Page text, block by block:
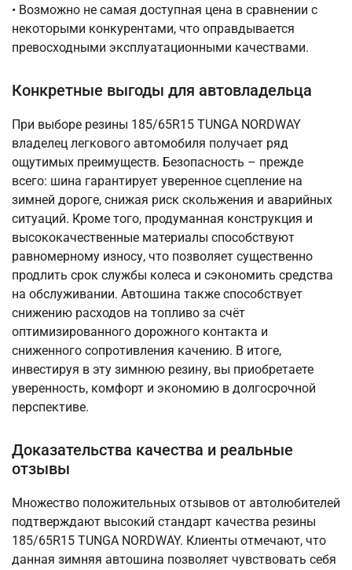
• Возможно не самая доступная цена в сравнении с
некоторыми конкурентами, что оправдывается
превосходными эксплуатационными качествами.
Конкретные выгоды для автовладельца
При выборе резины 185/65R15 TUNGA NORDWAY
владелец легкового автомобиля получает ряд
ощутимых преимуществ. Безопасность – прежде
всего: шина гарантирует уверенное сцепление на
зимней дороге, снижая риск скольжения и аварийных
ситуаций. Кроме того, продуманная конструкция и
высококачественные материалы способствуют
равномерному износу, что позволяет существенно
продлить срок службы колеса и сэкономить средства
на обслуживании. Автошина также способствует
снижению расходов на топливо за счёт
оптимизированного дорожного контакта и
сниженного сопротивления качению. В итоге,
инвестируя в эту зимнюю резину, вы приобретаете
уверенность, комфорт и экономию в долгосрочной
перспективе.
Доказательства качества и реальные
отзывы
Множество положительных отзывов от автолюбителей
подтверждают высокий стандарт качества резины
185/65R15 TUNGA NORDWAY. Клиенты отмечают, что
данная зимняя автошина позволяет чувствовать себя